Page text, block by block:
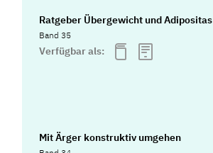
Ratgeber Übergewicht und Adipositas
Band 35
Verfügbar als:
Mit Ärger konstruktiv umgehen